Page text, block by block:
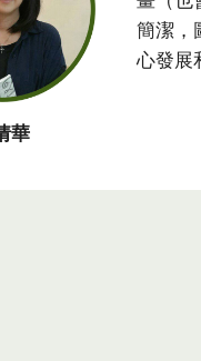
華
簡潔，
心發展